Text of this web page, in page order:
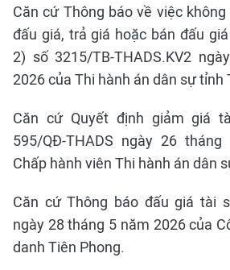
Căn cứ Thông báo về việc
đấu giá, trả giá hoặc bán đấu
2) số 3215/TB-THADS.KV2
2026 của Thi hành án dân sự tỉnh
Căn cứ Quyết định giảm giá
595/QĐ-THADS ngày 26
Chấp hành viên Thi hành án dân
Căn cứ Thông báo đấu giá tài
ngày 28 tháng 5 năm 2026 của
danh Tiên Phong.